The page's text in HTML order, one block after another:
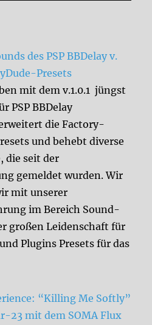
des PSP BBDelay v.
Presets
mit dem v.1.0.1 jüngst
PSP BBDelay
die Factory-
und behebt diverse
die seit der
gemeldet wurden. Wir
mit unserer
im Bereich Sound-
großen Leidenschaft für
Plugins Presets für das
“Killing Me Softly”
23 mit dem SOMA Flux